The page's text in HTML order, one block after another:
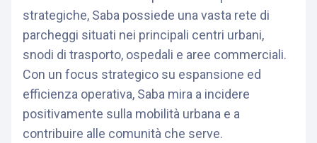
strategiche, Saba possiede una vasta rete di
parcheggi situati nei principali centri urbani,
snodi di trasporto, ospedali e aree commerciali.
Con un focus strategico su espansione ed
efficienza operativa, Saba mira a incidere
positivamente sulla mobilità urbana e a
contribuire alle comunità che serve.